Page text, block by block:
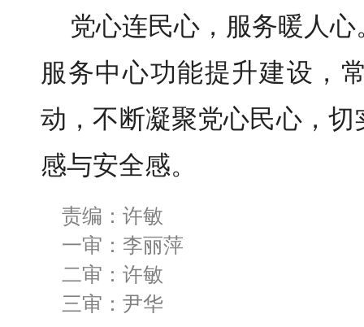
党心连民心，服务暖人
服务中心功能提升建设，
动，不断凝聚党心民心，
感与安全感。
责编：许敏
一审：李丽萍
二审：许敏
三审：尹华